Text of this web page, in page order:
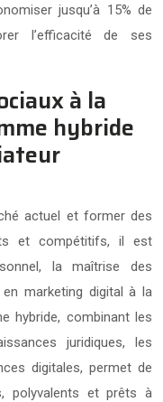
jusqu’à 15% de
l’efficacité de ses
à la
hybride
actuel et former des
et compétitifs, il est
la maîtrise des
marketing digital à la
hybride, combinant les
juridiques, les
digitales, permet de
polyvalents et prêts à